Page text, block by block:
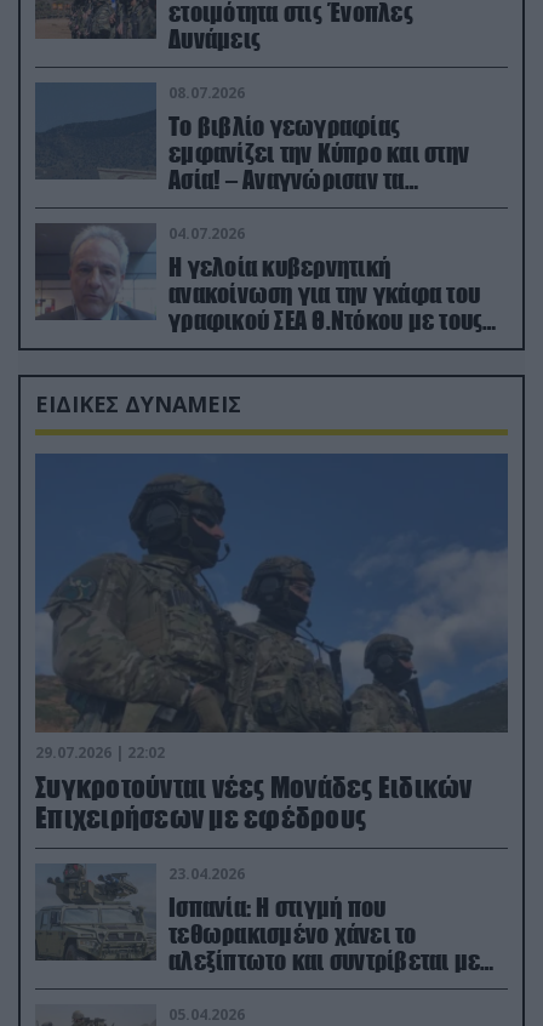
ετοιμότητα στις Ένοπλες
Δυνάμεις
08.07.2026
Το βιβλίο γεωγραφίας
εμφανίζει την Κύπρο και στην
Ασία! – Αναγνώρισαν τα
κατεχόμενα; (φωτο)
04.07.2026
Η γελοία κυβερνητική
ανακοίνωση για την γκάφα του
γραφικού ΣΕΑ Θ.Ντόκου με τους
Ρώσους φαρσέρ
ΕΙΔΙΚΕΣ ΔΥΝΑΜΕΙΣ
29.07.2026 | 22:02
Συγκροτούνται νέες Μονάδες Ειδικών
Επιχειρήσεων με εφέδρους
23.04.2026
Ισπανία: Η στιγμή που
τεθωρακισμένο χάνει το
αλεξίπτωτο και συντρίβεται με
ορμή στο έδαφος (βίντεο)
05.04.2026